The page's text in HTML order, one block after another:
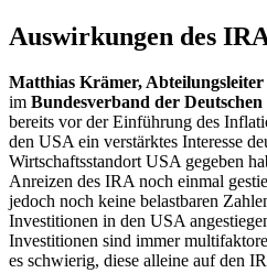
Auswirkungen des
Matthias Krämer,
im Bundesverband der
bereits vor der Einführung des
den USA ein verstärktes Interesse
Wirtschaftsstandort USA gegeben
Anreizen des IRA noch einmal
jedoch noch keine belastbaren
Investitionen in den USA
Investitionen sind immer
es schwierig, diese alleine auf den